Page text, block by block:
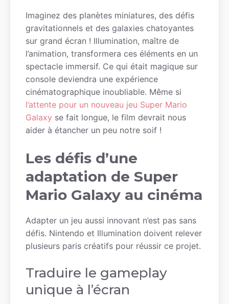
Imaginez des planètes miniatures, des défis
gravitationnels et des galaxies chatoyantes
sur grand écran ! Illumination, maître de
l’animation, transformera ces éléments en un
spectacle immersif. Ce qui était magique sur
console deviendra une expérience
cinématographique inoubliable. Même si
l’attente pour un nouveau jeu Super Mario
Galaxy se fait longue, le film devrait nous
aider à étancher un peu notre soif !
Les défis d’une
adaptation de Super
Mario Galaxy au cinéma
Adapter un jeu aussi innovant n’est pas sans
défis. Nintendo et Illumination doivent relever
plusieurs paris créatifs pour réussir ce projet.
Traduire le gameplay
unique à l’écran